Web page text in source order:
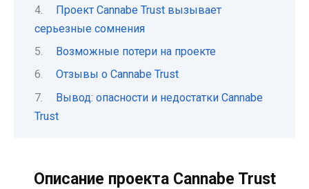
Проект Cannabe Trust вызывает
серьезные сомнения
Возможные потери на проекте
Отзывы о Cannabe Trust
Вывод: опасности и недостатки Cannabe
Trust
Описание проекта Cannabe Trust